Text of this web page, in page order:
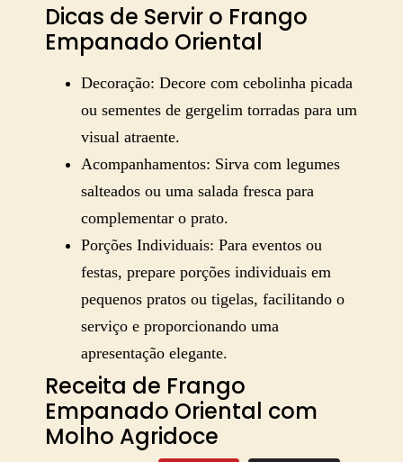
Dicas de Servir o Frango
Empanado Oriental
Decoração: Decore com cebolinha picada
ou sementes de gergelim torradas para um
visual atraente.
Acompanhamentos: Sirva com legumes
salteados ou uma salada fresca para
complementar o prato.
Porções Individuais: Para eventos ou
festas, prepare porções individuais em
pequenos pratos ou tigelas, facilitando o
serviço e proporcionando uma
apresentação elegante.
Receita de Frango
Empanado Oriental com
Molho Agridoce